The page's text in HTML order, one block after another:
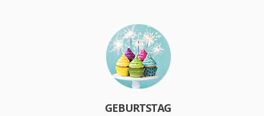
GEBURTSTAG